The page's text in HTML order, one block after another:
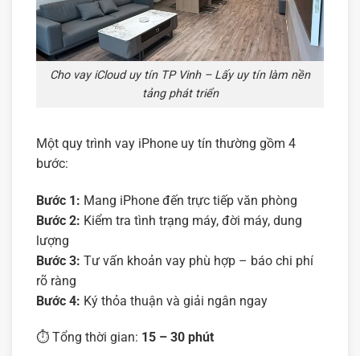
Cho vay iCloud uy tín TP Vinh – Lấy uy tín làm nền
tảng phát triển
Một quy trình vay iPhone uy tín thường gồm 4
bước:
Bước 1: Mang iPhone đến trực tiếp văn phòng
Bước 2: Kiểm tra tình trạng máy, đời máy, dung
lượng
Bước 3: Tư vấn khoản vay phù hợp – báo chi phí
rõ ràng
Bước 4: Ký thỏa thuận và giải ngân ngay
⏱️ Tổng thời gian: 15 – 30 phút